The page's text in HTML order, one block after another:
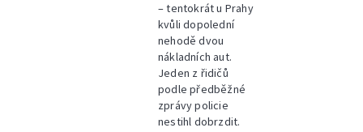
– tentokrát u Prahy
kvůli dopolední
nehodě dvou
nákladních aut.
Jeden z řidičů
podle předběžné
zprávy policie
nestihl dobrzdit.